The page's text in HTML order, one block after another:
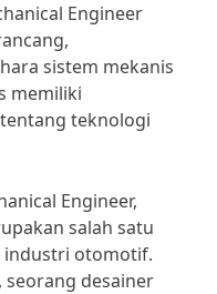
Engineer
sistem mekanis
memiliki
teknologi
Engineer,
salah satu
industri otomotif.
seorang desainer